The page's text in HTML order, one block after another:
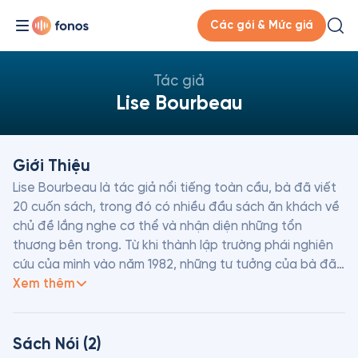
Các gói & Mức giá
Tác giả
Lise Bourbeau
Giới Thiệu
Lise Bourbeau là tác giả nổi tiếng toàn cầu, bà đã viết
20 cuốn sách, trong đó có nhiều đầu sách ăn khách về
chủ đề lắng nghe cơ thể và nhận diện những tổn
thương bên trong. Từ khi thành lập trường phái nghiên
cứu của mình vào năm 1982, những tư tưởng của bà đã
giúp đỡ rất nhiều người cải thiện chất lượng cuộc sống
sức ảnh hưởng lớn nhất ở Quebec, đã được truyền bá
Xem thêm
Sách Nói (2)